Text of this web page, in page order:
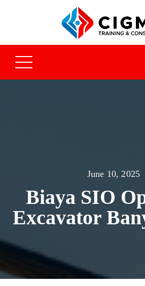
June 10, 2025
Biaya SIO
Excavator